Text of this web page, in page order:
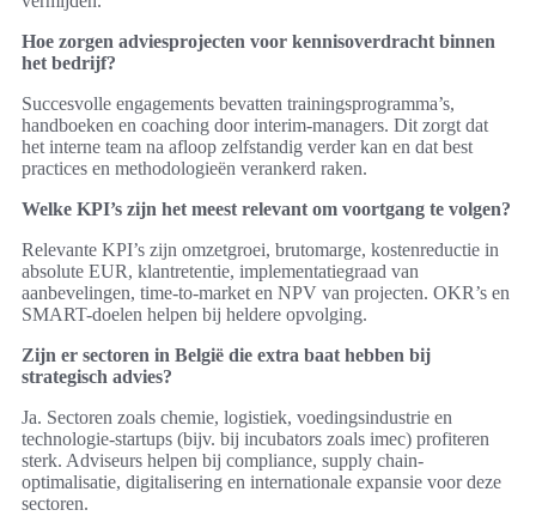
Hoe zorgen adviesprojecten voor kennisoverdracht binnen
het bedrijf?
Succesvolle engagements bevatten trainingsprogramma’s,
handboeken en coaching door interim-managers. Dit zorgt dat
het interne team na afloop zelfstandig verder kan en dat best
practices en methodologieën verankerd raken.
Welke KPI’s zijn het meest relevant om voortgang te volgen?
Relevante KPI’s zijn omzetgroei, brutomarge, kostenreductie in
absolute EUR, klantretentie, implementatiegraad van
aanbevelingen, time-to-market en NPV van projecten. OKR’s en
SMART-doelen helpen bij heldere opvolging.
Zijn er sectoren in België die extra baat hebben bij
strategisch advies?
Ja. Sectoren zoals chemie, logistiek, voedingsindustrie en
technologie-startups (bijv. bij incubators zoals imec) profiteren
sterk. Adviseurs helpen bij compliance, supply chain-
optimalisatie, digitalisering en internationale expansie voor deze
sectoren.